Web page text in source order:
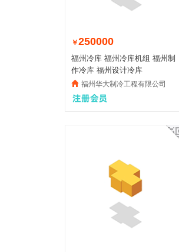
￥250000
福州冷库 福州冷库机组 福州制
作冷库 福州设计冷库
福州华大制冷工程有限公司